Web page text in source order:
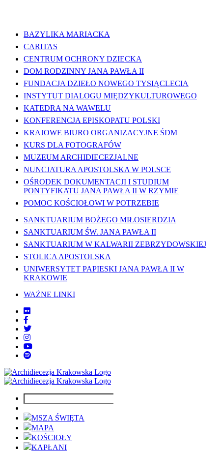
BAZYLIKA MARIACKA
CARITAS
CENTRUM OCHRONY DZIECKA
DOM RODZINNY JANA PAWŁA II
FUNDACJA DZIEŁO NOWEGO TYSIĄCLECIA
INSTYTUT DIALOGU MIĘDZYKULTUROWEGO
KATEDRA NA WAWELU
KONFERENCJA EPISKOPATU POLSKI
KRAJOWE BIURO ORGANIZACYJNE ŚDM
KURS DLA FOTOGRAFÓW
MUZEUM ARCHIDIECEZJALNE
NUNCJATURA APOSTOLSKA W POLSCE
OŚRODEK DOKUMENTACJI I STUDIUM
PONTYFIKATU JANA PAWŁA II W RZYMIE
POMOC KOŚCIOŁOWI W POTRZEBIE
SANKTUARIUM BOŻEGO MIŁOSIERDZIA
SANKTUARIUM ŚW. JANA PAWŁA II
SANKTUARIUM W KALWARII ZEBRZYDOWSKIEJ
STOLICA APOSTOLSKA
UNIWERSYTET PAPIESKI JANA PAWŁA II W
KRAKOWIE
WAŻNE LINKI
MSZA ŚWIĘTA
MAPA
KOŚCIOŁY
KAPŁANI